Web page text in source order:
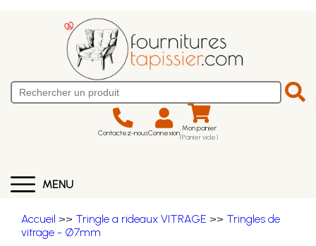
Contactez-nousConnexion Mon panier
(Panier vide)
MENU
Accueil >> Tringle a rideaux VITRAGE >> Tringles de
vitrage - Ø7mm